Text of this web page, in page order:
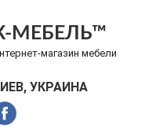
МЕБЕЛЬ™
магазин мебели
УКРАИНА